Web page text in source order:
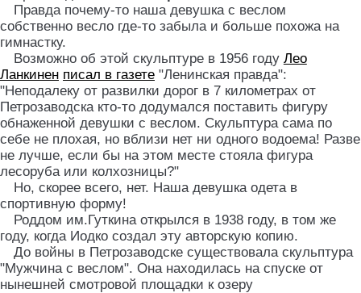
Правда почему-то наша девушка с веслом
собственно весло где-то забыла и больше похожа на
гимнастку.
Возможно об этой скульптуре в 1956 году Лео
Ланкинен писал в газете "Ленинская правда":
"Неподалеку от развилки дорог в 7 километрах от
Петрозаводска кто-то додумался поставить фигуру
обнаженной девушки с веслом. Скульптура сама по
себе не плохая, но вблизи нет ни одного водоема! Разве
не лучше, если бы на этом месте стояла фигура
лесоруба или колхозницы?"
Но, скорее всего, нет. Наша девушка одета в
спортивную форму!
Роддом им.Гуткина открылся в 1938 году, в том же
году, когда Иодко создал эту авторскую копию.
До войны в Петрозаводске существовала скульптура
"Мужчина с веслом". Она находилась на спуске от
нынешней смотровой площадки к озеру